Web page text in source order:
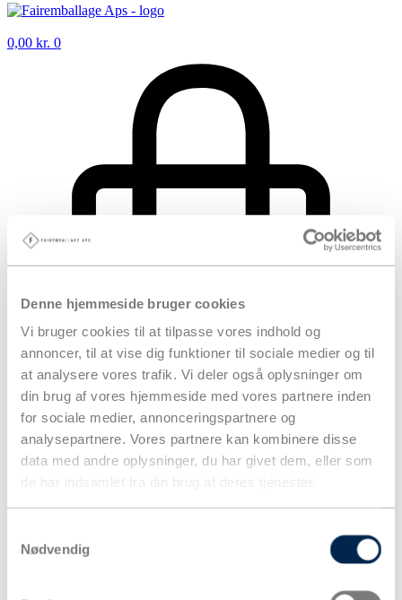
Denne hjemmeside bruger cookies
Vi bruger cookies til at tilpasse vores indhold og
annoncer, til at vise dig funktioner til sociale medier og til
at analysere vores trafik. Vi deler også oplysninger om
din brug af vores hjemmeside med vores partnere inden
for sociale medier, annonceringspartnere og
analysepartnere. Vores partnere kan kombinere disse
data med andre oplysninger, du har givet dem, eller som
de har indsamlet fra din brug af deres tjenester.
Nødvendig
0,00 kr. 0
Produkter